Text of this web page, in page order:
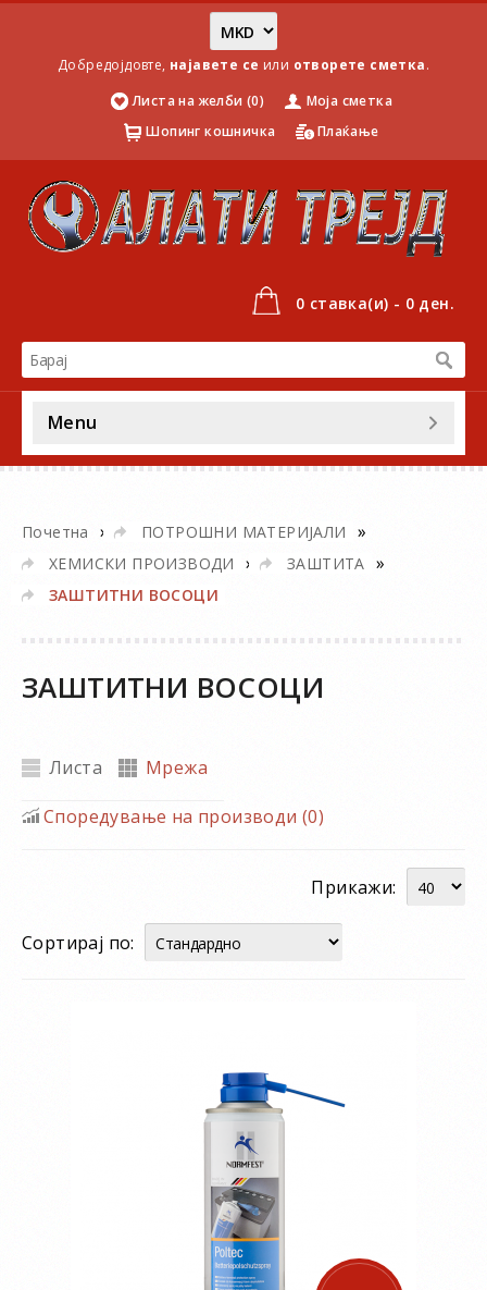
Добредојдовте, најавете се или отворете сметка.
Листа на желби (0)
Моја сметка
Шопинг кошничка
Плаќање
0 ставка(и) - 0 ден.
Menu
Почетна » ПОТРОШНИ МАТЕРИЈАЛИ »
ХЕМИСКИ ПРОИЗВОДИ » ЗАШТИТА »
ЗАШТИТНИ ВОСОЦИ
ЗАШТИТНИ ВОСОЦИ
Листа Мрежа
Споредување на производи (0)
Прикажи:
Сортирај по: